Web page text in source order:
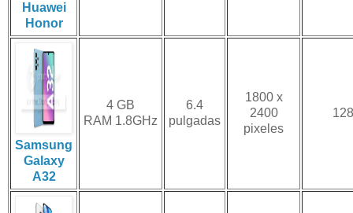
Huawei
Honor
Samsung
Galaxy
A32
4 GB
RAM 1.8GHz
6.4
pulgadas
1800 x
2400
pixeles